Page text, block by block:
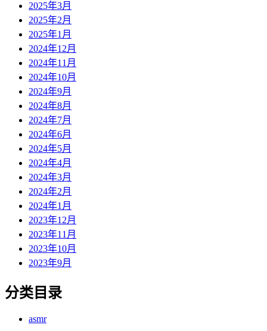
2025年3月
2025年2月
2025年1月
2024年12月
2024年11月
2024年10月
2024年9月
2024年8月
2024年7月
2024年6月
2024年5月
2024年4月
2024年3月
2024年2月
2024年1月
2023年12月
2023年11月
2023年10月
2023年9月
分类目录
asmr